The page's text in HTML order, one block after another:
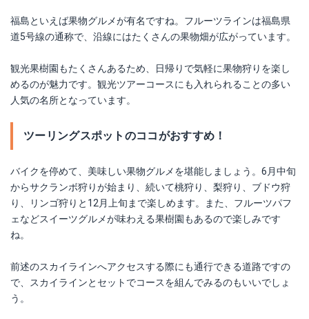
福島といえば果物グルメが有名ですね。フルーツラインは福島県
道5号線の通称で、沿線にはたくさんの果物畑が広がっています。
観光果樹園もたくさんあるため、日帰りで気軽に果物狩りを楽し
めるのが魅力です。観光ツアーコースにも入れられることの多い
人気の名所となっています。
ツーリングスポットのココがおすすめ！
バイクを停めて、美味しい果物グルメを堪能しましょう。6月中旬
からサクランボ狩りが始まり、続いて桃狩り、梨狩り、ブドウ狩
り、リンゴ狩りと12月上旬まで楽しめます。また、フルーツパフ
ェなどスイーツグルメが味わえる果樹園もあるので楽しみです
ね。
前述のスカイラインへアクセスする際にも通行できる道路ですの
で、スカイラインとセットでコースを組んでみるのもいいでしょ
う。